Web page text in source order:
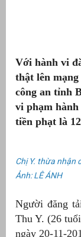
Với hành vi
thật lên
công an tỉnh
vi phạm
tiền phạt là
Chị Y. thừa nhận
Ảnh: LÊ ÁNH
Người đăng
Thu Y. (26
ngày 20-11-